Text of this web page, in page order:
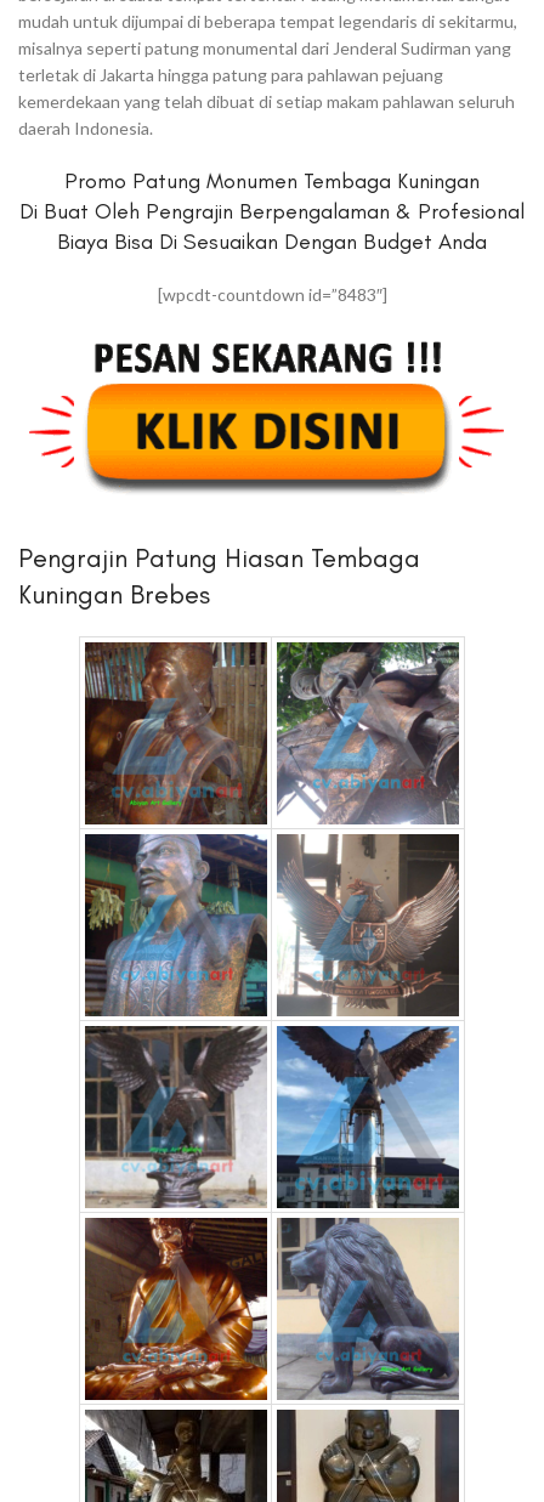
mudah untuk dijumpai di beberapa tempat legendaris di sekitarmu,
misalnya seperti patung monumental dari Jenderal Sudirman yang
terletak di Jakarta hingga patung para pahlawan pejuang
kemerdekaan yang telah dibuat di setiap makam pahlawan seluruh
daerah Indonesia.
Promo Patung Monumen Tembaga Kuningan
Di Buat Oleh Pengrajin Berpengalaman & Profesional
Biaya Bisa Di Sesuaikan Dengan Budget Anda
[wpcdt-countdown id=”8483″]
Pengrajin Patung Hiasan Tembaga
Kuningan Brebes